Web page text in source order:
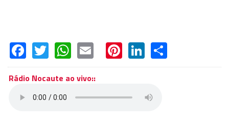
Facebook
TwitterWhatsApp
EmailPinterest
LinkedIn
Rádio Nocaute ao vivo::